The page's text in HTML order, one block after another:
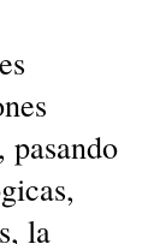
pasando
la